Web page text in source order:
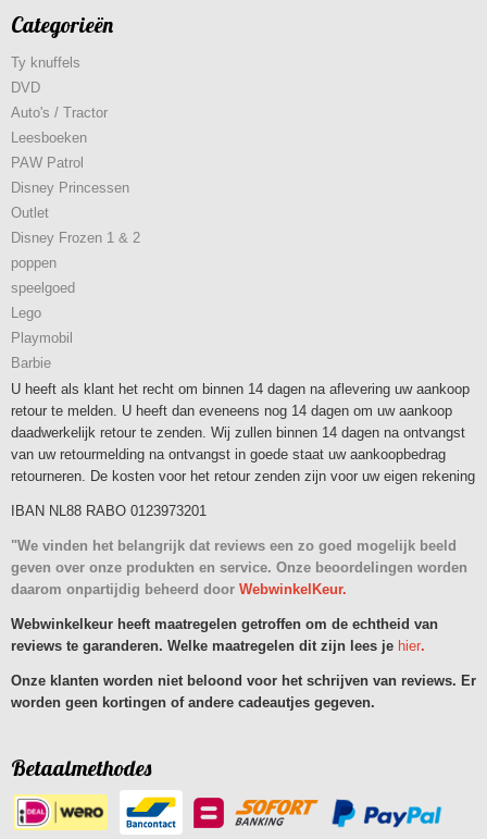
Categorieën
Ty knuffels
DVD
Auto's / Tractor
Leesboeken
PAW Patrol
Disney Princessen
Outlet
Disney Frozen 1 & 2
poppen
speelgoed
Lego
Playmobil
Barbie
U heeft als klant het recht om binnen 14 dagen na aflevering uw aankoop
retour te melden. U heeft dan eveneens nog 14 dagen om uw aankoop
daadwerkelijk retour te zenden. Wij zullen binnen 14 dagen na ontvangst
van uw retourmelding na ontvangst in goede staat uw aankoopbedrag
retourneren. De kosten voor het retour zenden zijn voor uw eigen rekening
IBAN NL88 RABO 0123973201
"We vinden het belangrijk dat reviews een zo goed mogelijk beeld
geven over onze produkten en service. Onze beoordelingen worden
daarom onpartijdig beheerd door WebwinkelKeur.
Webwinkelkeur heeft maatregelen getroffen om de echtheid van
reviews te garanderen. Welke maatregelen dit zijn lees je hier.
Onze klanten worden niet beloond voor het schrijven van reviews. Er
worden geen kortingen of andere cadeautjes gegeven.
Betaalmethodes